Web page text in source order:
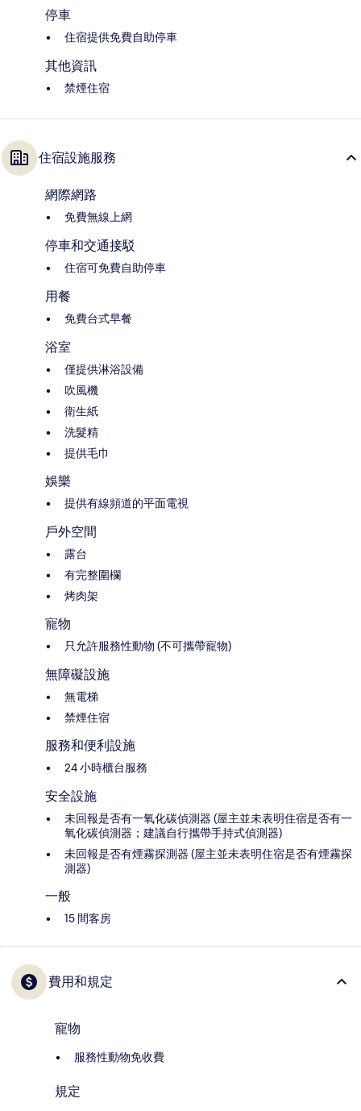
停車
住宿提供免費自助停車
其他資訊
禁煙住宿
住宿設施服務
網際網路
免費無線上網
停車和交通接駁
住宿可免費自助停車
用餐
免費台式早餐
浴室
僅提供淋浴設備
吹風機
衛生紙
洗髮精
提供毛巾
娛樂
提供有線頻道的平面電視
戶外空間
露台
有完整圍欄
烤肉架
寵物
只允許服務性動物 (不可攜帶寵物)
無障礙設施
無電梯
禁煙住宿
服務和便利設施
24 小時櫃台服務
安全設施
未回報是否有一氧化碳偵測器 (屋主並未表明住宿是否有一
氧化碳偵測器；建議自行攜帶手持式偵測器)
未回報是否有煙霧探測器 (屋主並未表明住宿是否有煙霧探
測器)
一般
15 間客房
費用和規定
寵物
服務性動物免收費
規定